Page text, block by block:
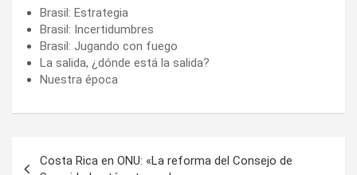
Brasil: Estrategia
Brasil: Incertidumbres
Brasil: Jugando con fuego
La salida, ¿dónde está la salida?
Nuestra época
Costa Rica en ONU: «La reforma del Consejo de